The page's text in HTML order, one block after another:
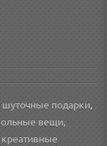
подарки,
вещи,